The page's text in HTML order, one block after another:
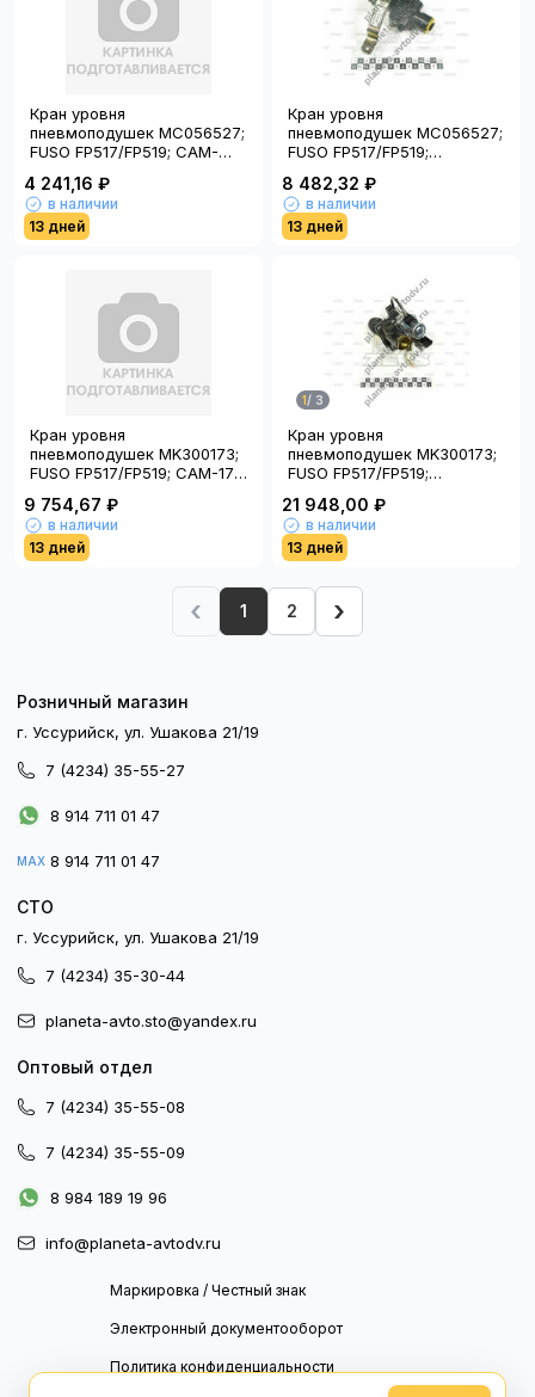
Кран уровня
пневмоподушек MC056527;
FUSO FP517/FP519; CAM-
4 241,16 ₽
в наличии
13 дней
Кран уровня
пневмоподушек MC056527;
FUSO FP517/FP519;
8 482,32 ₽
в наличии
13 дней
Кран уровня
пневмоподушек MK300173;
FUSO FP517/FP519; CAM-173;
9 754,67 ₽
в наличии
13 дней
1/ 3
Кран уровня
пневмоподушек MK300173;
FUSO FP517/FP519;
21 948,00 ₽
в наличии
13 дней
‹ 1 2 ›
Розничный магазин
г. Уссурийск, ул. Ушакова 21/19
7 (4234) 35-55-27
8 914 711 01 47
MAX 8 914 711 01 47
СТО
г. Уссурийск, ул. Ушакова 21/19
7 (4234) 35-30-44
planeta-avto.sto@yandex.ru
Оптовый отдел
7 (4234) 35-55-08
7 (4234) 35-55-09
8 984 189 19 96
info@planeta-avtodv.ru
Маркировка / Честный знак
Электронный документооборот
Политика конфиденциальности